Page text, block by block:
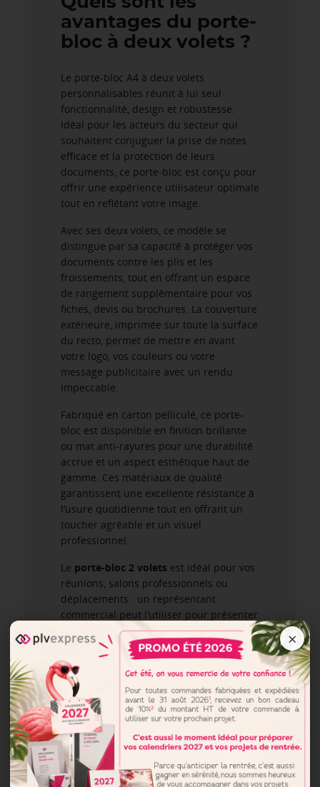
×
avantages du porte-
bloc à deux volets ?
Le porte-bloc A4 à deux volets
personnalisables réunit à lui seul
fonctionnalité, design et robustesse.
Idéal pour les acteurs du secteur qui
souhaitent conjuguer la prise de notes
efficace et la protection de leurs
documents, ce porte-bloc est conçu pour
offrir une expérience utilisateur optimale
tout en reflétant votre image.
Avec ses deux volets, ce modèle se
distingue par sa capacité à protéger vos
documents contre les plis et les
froissements, tout en offrant un espace
de rangement supplémentaire pour vos
fiches, devis ou brochures. La couverture
extérieure, imprimée sur toute la surface
du recto, permet de mettre en avant
votre logo, vos couleurs ou votre
message publicitaire avec un rendu
impeccable.
Fabriqué en carton pelliculé, ce porte-
bloc est disponible en finition brillante
ou mat anti-rayures pour une durabilité
accrue et un aspect esthétique haut de
gamme. Ces matériaux de qualité
garantissent une excellente résistance à
l’usure quotidienne tout en offrant un
toucher agréable et un visuel
professionnel.
Le porte-bloc 2 volets est idéal pour vos
réunions, salons professionnels ou
déplacements : un représentant
commercial peut l’utiliser pour présenter
des devis, fiches produits ou contrats à
ses clients lors de rendez-vous. Grâce
aux deux volets, il dispose d’un espace
organisé pour ranger les documents
nécessaires tout en prenant des notes
directement sur votre bloc note.
Au-delà de sa fonctionnalité et de sa
robustesse, cet outil se distingue
également par son potentiel marketing.